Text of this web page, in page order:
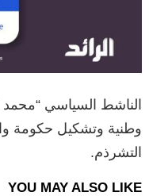
الناشط السياسي “محمد
وطنية وتشكيل حكومة
التشرذم.
YOU MAY ALSO LIKE